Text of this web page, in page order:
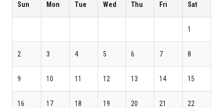
Sun Mon Tue Wed Thu Fri Sat
1
2 3 4 5 6 7 8
9 10 11 12 13 14 15
16 17 18 19 20 21 22